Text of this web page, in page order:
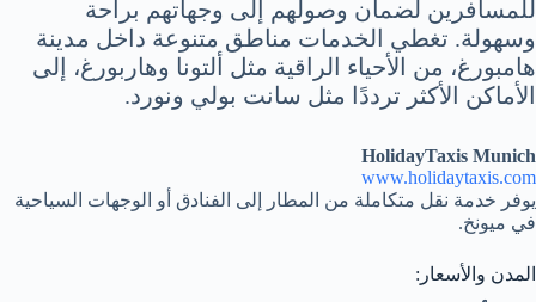
للمسافرين لضمان وصولهم إلى وجهاتهم براحة
وسهولة. تغطي الخدمات مناطق متنوعة داخل مدينة
هامبورغ، من الأحياء الراقية مثل ألتونا وهاربورغ، إلى
الأماكن الأكثر ترددًا مثل سانت بولي ونورد.
HolidayTaxis Munich
www.holidaytaxis.com
يوفر خدمة نقل متكاملة من المطار إلى الفنادق أو الوجهات السياحية
في ميونخ.
المدن والأسعار: